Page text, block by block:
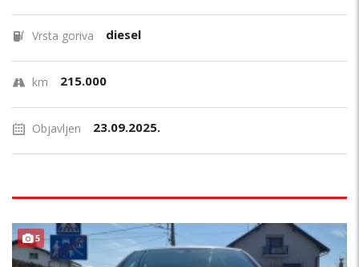
Vrsta goriva diesel
km 215.000
Objavljen 23.09.2025.
5